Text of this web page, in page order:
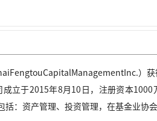
）
立于2015年8月10日，注册资本
：资产管理、投资管理，在基金业协